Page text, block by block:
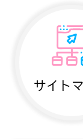
サイト